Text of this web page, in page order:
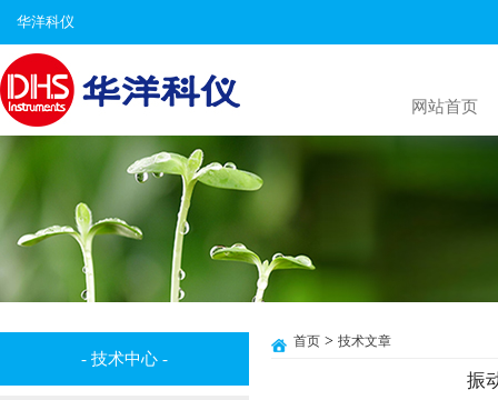
华洋科仪
网站首页
- 技术中心 -
首页 > 技术文章
振